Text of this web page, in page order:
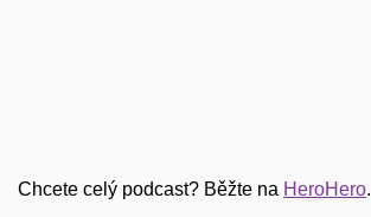
Chcete celý podcast? Běžte na ⁠HeroHero⁠.